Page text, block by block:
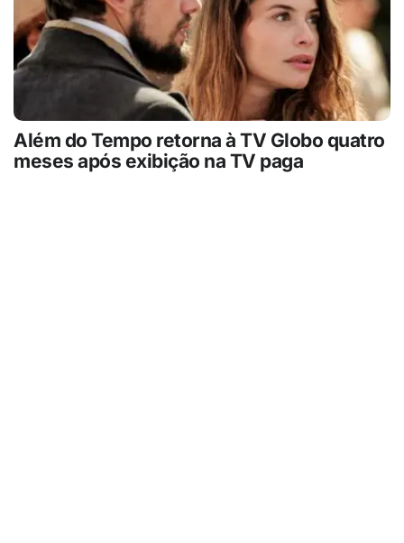
Além do Tempo retorna à TV Globo quatro
meses após exibição na TV paga